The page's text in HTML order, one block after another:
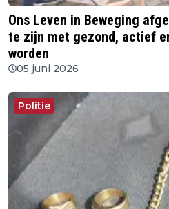
Ons Leven in Beweging
te zijn met gezond, actief
worden
05 juni 2026
Politie